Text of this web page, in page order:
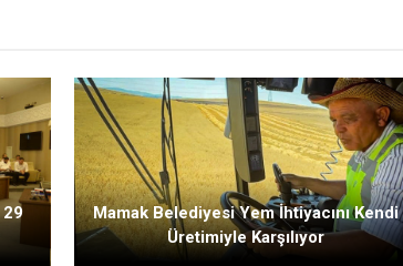
29
Mamak Belediyesi Yem İhtiyacını Kendi
Üretimiyle Karşılıyor